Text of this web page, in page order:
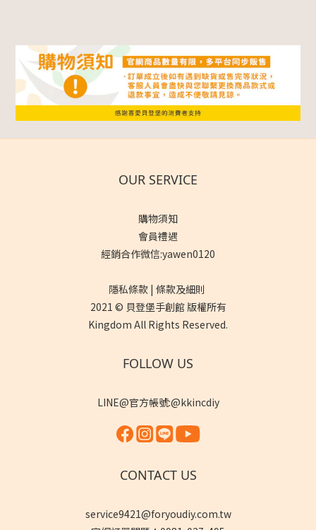
OUR SERVICE
購物須知
會員禮遇
經銷合作微信:yawen0120
隱私條款 | 條款及細則
2021 © 貝登堡手創館 版權所有
Kingdom All Rights Reserved.
FOLLOW US
LINE@官方帳號:@kkincdiy
CONTACT US
service9421@foryoudiy.com.tw